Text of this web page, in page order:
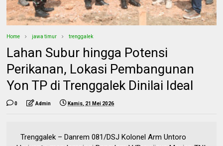
Home jawa timur trenggalek
Lahan Subur hingga Potensi
Perikanan, Lokasi Pembangunan
Yon TP di Trenggalek Dinilai Ideal
0 Admin Kamis, 21 Mei 2026
Trenggalek – Danrem 081/DSJ Kolonel Arm Untoro